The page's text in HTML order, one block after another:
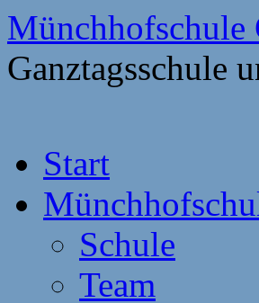
Münchhofschule
Ganztagsschule
zum
ContentStart
Schule
Team